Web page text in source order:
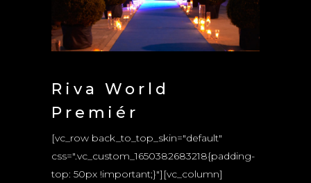
Riva World
Premiér
[vc_row back_to_top_skin="default"
css=".vc_custom_1650382683218{padding-
top: 50px !important;}"][vc_column]